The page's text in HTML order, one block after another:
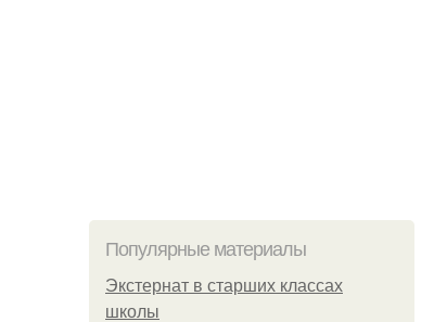
Популярные материалы
Экстернат в старших классах
школы